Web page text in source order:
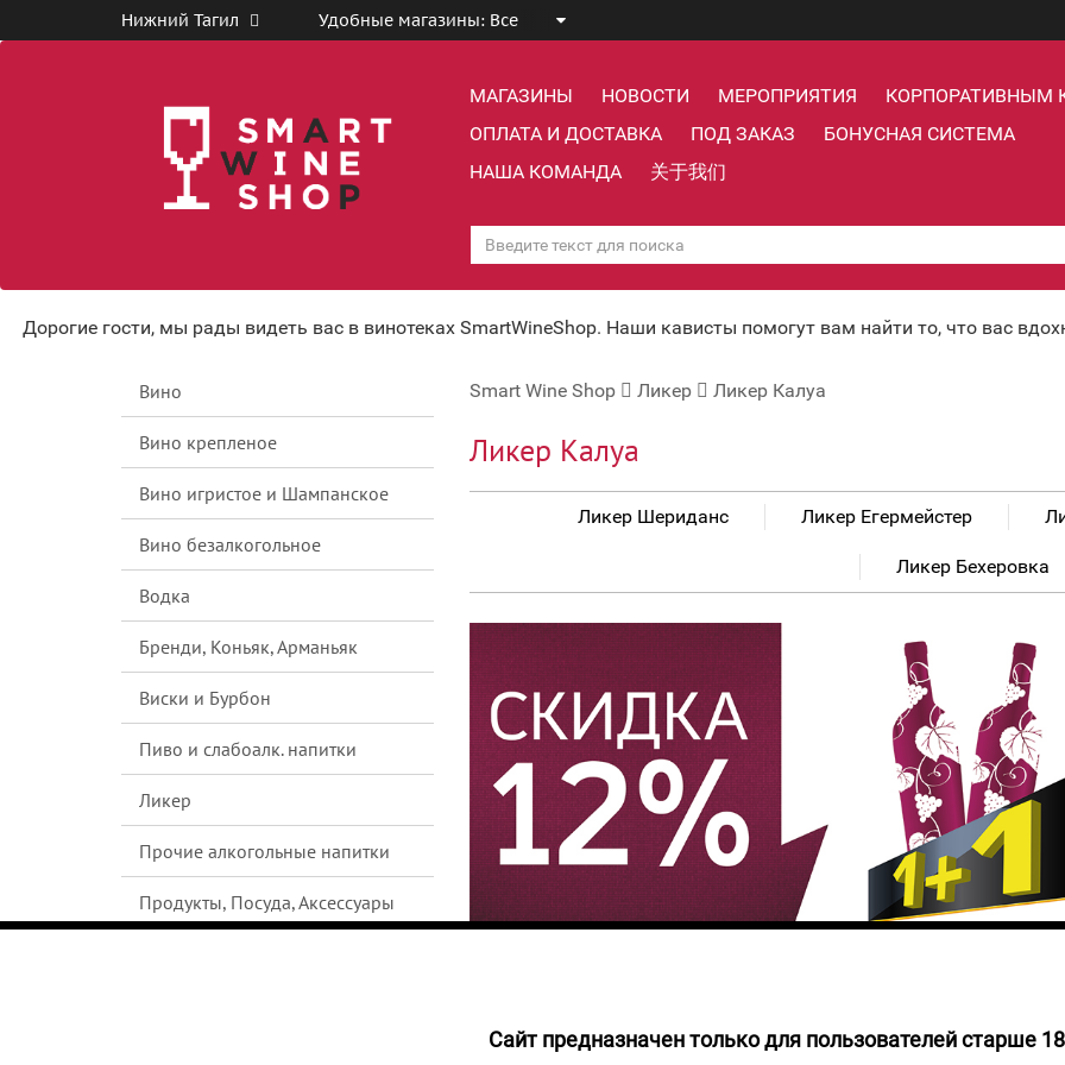
Нижний Тагил Удобные магазины: Все
МАГАЗИНЫ НОВОСТИ МЕРОПРИЯТИЯ
КОРПОРАТИВНЫМ
ОПЛАТА И ДОСТАВКА
ПОД ЗАКАЗ
БОНУСНАЯ СИСТЕМА
НАША КОМАНДА
关于我们
Дорогие гости, мы рады видеть вас в винотеках SmartWineShop. Наши кависты помогут вам найти то, что вас
Вино
Вино крепленое
Вино игристое и Шампанское
Вино безалкогольное
Водка
Бренди, Коньяк, Арманьяк
Виски и Бурбон
Пиво и слабоалк. напитки
Ликер
Прочие алкогольные напитки
Продукты, Посуда, Аксессуары
Smart Wine Shop Ликер Ликер Калуа
Ликер Калуа
Ликер Шериданс Ликер Егермейстер
Ликер Бехеровка
Cайт предназначен только для пользователей старше